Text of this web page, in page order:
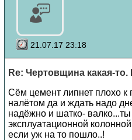
21.07.17 23:18
Re: Чертовщина какая-
Сём цемент липнет плохо к
налётом да и ждать надо
надёжно и шатко-
эксплуатационной
если уж на то пошло..!